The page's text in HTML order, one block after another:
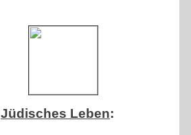
Jüdisches Leben: